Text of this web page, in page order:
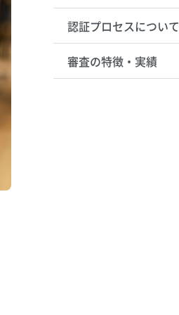
認証プロセスについて
審査の特徴・実績